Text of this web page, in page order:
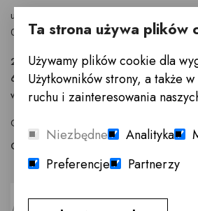
ul. Puławska 326 - budynek Enel-Med
02-819 Warszawa
22 855 40 97
601 777 299
warszawa@innemeble.pl
GODZINY OTWARCIA : Poniedziałek -
Odwiedź salon meblowy Warszawa →
Ta strona używa plików
Używamy plików cookie dla
Użytkowników strony, a także
ruchu i zainteresowania
Niezbędne Analityka
Preferencje
Partnerzy